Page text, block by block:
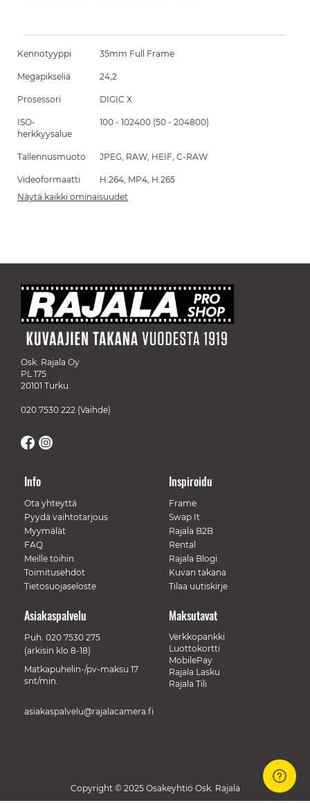
Kennotyyppi 35mm Full Frame
Megapikseliä 24,2
Prosessori DIGIC X
ISO-
herkkyysalue
100 - 102400 (50 - 204800)
Tallennusmuoto JPEG, RAW, HEIF, C-RAW
Videoformaatti
H.264, MP4, H.265
Näytä kaikki ominaisuudet
Osk. Rajala Oy
PL 175
20101 Turku
020 7530 222 (Vaihde)
Info
Ota yhteyttä
Pyydä vaihtotarjous
Myymälät
FAQ
Meille töihin
Toimitusehdot
Tietosuojaseloste
Inspiroidu
Frame
Swap It
Rajala B2B
Rental
Rajala Blogi
Kuvan takana
Tilaa uutiskirje
Maksutavat
Verkkopankki
Luottokortti
MobilePay
Rajala Lasku
Rajala Tili
Asiakaspalvelu
Puh. 020 7530 275
(arkisin klo 8-18)
Matkapuhelin-/pv-maksu 17
snt/min.
asiakaspalvelu@rajalacamera.fi
Copyright © 2025 Osakeyhtiö Osk. Rajala